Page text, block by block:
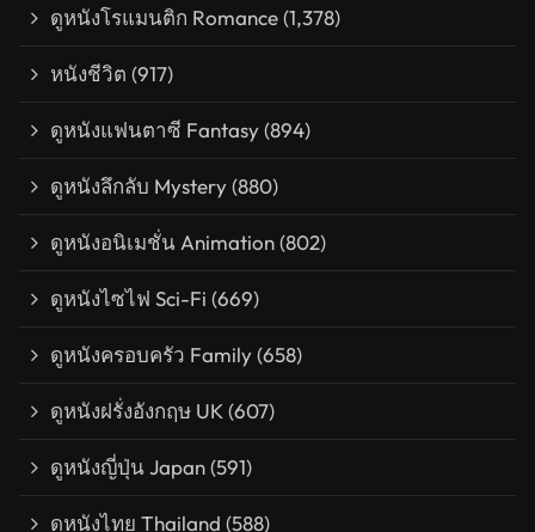
ดูหนังโรแมนติก Romance(1,378)
หนังชีวิต (917)
ดูหนังแฟนตาซี Fantasy(894)
ดูหนังลึกลับ Mystery(880)
ดูหนังอนิเมชั่น Animation(802)
ดูหนังไซไฟ Sci-Fi (669)
ดูหนังครอบครัว Family(658)
ดูหนังฝรั่งอังกฤษ UK(607)
ดูหนังญี่ปุ่น Japan(591)
ดูหนังไทย Thailand (588)